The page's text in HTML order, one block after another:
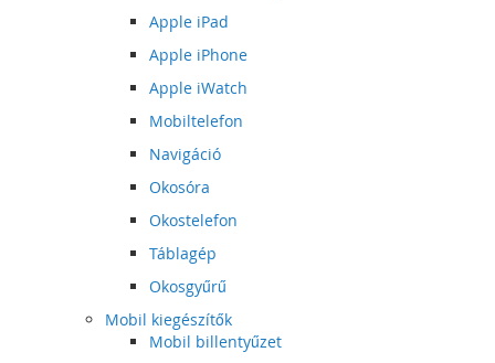
Apple iPad
Apple iPhone
Apple iWatch
Mobiltelefon
Navigáció
Okosóra
Okostelefon
Táblagép
Okosgyűrű
Mobil kiegészítők
Mobil billentyűzet